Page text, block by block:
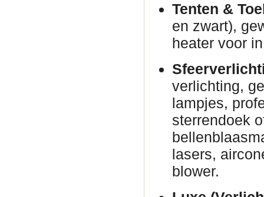
Tenten &
en zwart),
heater voor
verlichting,
lampjes,
sterrendoek
lasers,
blower.